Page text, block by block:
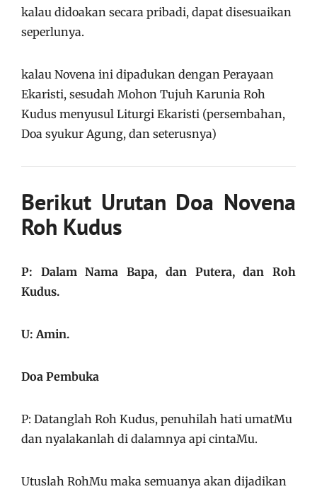
kalau didoakan secara pribadi, dapat disesuaikan
seperlunya.
kalau Novena ini dipadukan dengan Perayaan
Ekaristi, sesudah Mohon Tujuh Karunia Roh
Kudus menyusul Liturgi Ekaristi (persembahan,
Doa syukur Agung, dan seterusnya)
Berikut Urutan Doa Novena
Roh Kudus
P: Dalam Nama Bapa, dan Putera, dan Roh
Kudus.
U: Amin.
Doa Pembuka
P: Datanglah Roh Kudus, penuhilah hati umatMu
dan nyalakanlah di dalamnya api cintaMu.
Utuslah RohMu maka semuanya akan dijadikan